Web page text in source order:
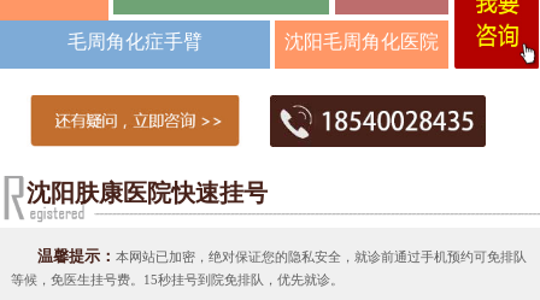
病如何预约
医
毛周角化症手臂 沈阳毛周角化医院
沈阳肤康医院快速挂号
温馨提示：本网站已加密，绝对保证您的隐私安全，就诊前通过手机预约可免排队
等候，免医生挂号费。15秒挂号到院免排队，优先就诊。